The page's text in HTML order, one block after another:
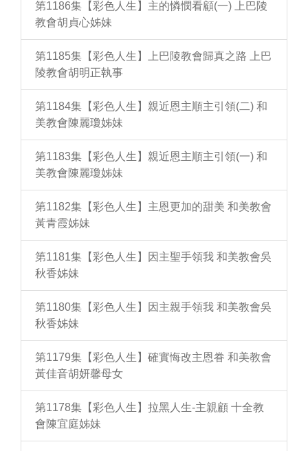
第1186集【彩色人生】主的憐憫看顧(一) 上巴陵
教會胡貞心姊妹
第1185集【彩色人生】上巴陵教會歸真之路 上巴
陵教會胡明正執事
第1184集【彩色人生】親近恩主順主引領(二) 和
美教會陳麗瓊姊妹
第1183集【彩色人生】親近恩主順主引領(一) 和
美教會陳麗瓊姊妹
第1182集【彩色人生】主恩更加的甜美 和美教會
黃青霞姊妹
第1181集【彩色人生】因主聖手領我 和美教會吳
秋香姊妹
第1180集【彩色人生】因主親手領我 和美教會吳
秋香姊妹
第1179集【彩色人生】確實悔改主恩眷 和美教會
黃佳音胡妍馨母女
第1178集【彩色人生】拉黑人生-主親顧 十全教
會陳宜庭姊妹